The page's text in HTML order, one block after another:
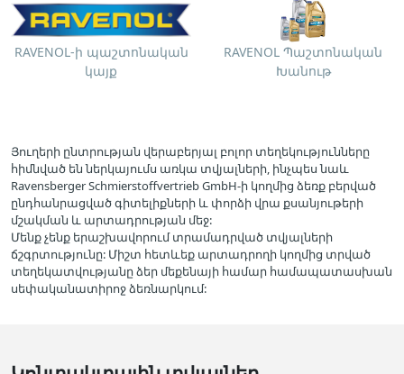
RAVENOL-ի պաշտոնական
կայք
RAVENOL Պաշտոնական
Խանութ
Յուղերի ընտրության վերաբերյալ բոլոր տեղեկությունները
հիմնված են ներկայումս առկա տվյալների, ինչպես նաև
Ravensberger Schmierstoffvertrieb GmbH-ի կողմից ձեռք բերված
ընդհանրացված գիտելիքների և փորձի վրա քսանյութերի
մշակման և արտադրության մեջ:
Մենք չենք երաշխավորում տրամադրված տվյալների
ճշգրտությունը: Միշտ հետևեք արտադրողի կողմից տրված
տեղեկատվությանը ձեր մեքենայի համար համապատասխան
սեփականատիրոջ ձեռնարկում: